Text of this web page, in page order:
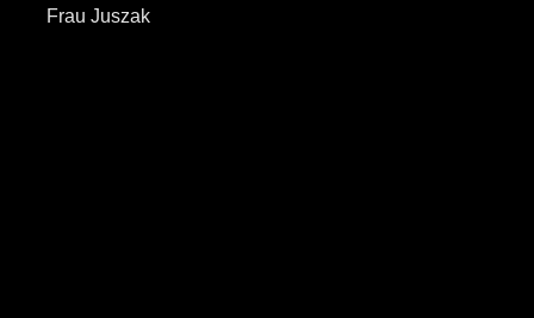
Frau Juszak